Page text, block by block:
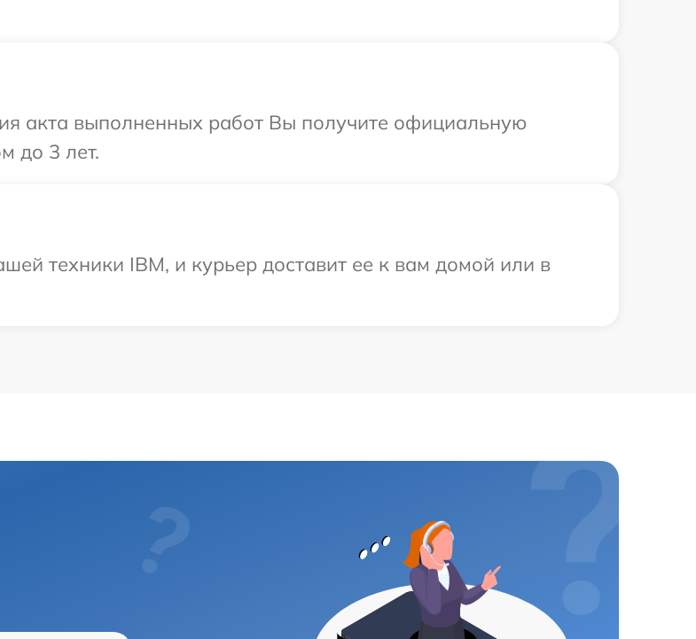
акта выполненных работ Вы получите официальную
до 3 лет.
техники IBM, и курьер доставит ее к вам домой или в